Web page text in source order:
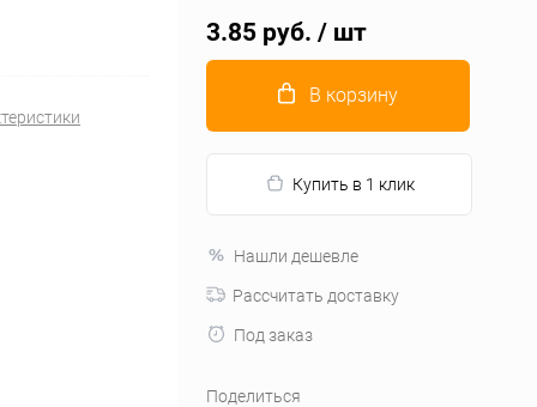
3.85 руб. / шт
В корзину
Купить в 1 клик
Нашли дешевле
Рассчитать доставку
Под заказ
Поделиться